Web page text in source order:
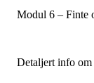
Modul 6 – Finte
Detaljert info